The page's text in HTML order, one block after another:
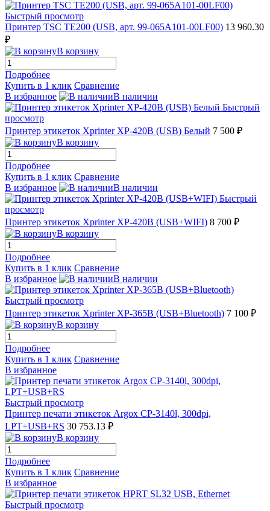
Быстрый просмотр
Принтер TSC TE200 (USB, арт. 99-065A101-00LF00) 13 960.30
₽
В корзину
Подробнее
Купить в 1 клик Сравнение
В избранное
В наличии
Быстрый
просмотр
Принтер этикеток Xprinter XP-420B (USB) Белый 7 500 ₽
В корзину
Подробнее
Купить в 1 клик Сравнение
В избранное
В наличии
Быстрый
просмотр
Принтер этикеток Xprinter XP-420B (USB+WIFI) 8 700 ₽
В корзину
Подробнее
Купить в 1 клик Сравнение
В избранное
В наличии
Быстрый просмотр
Принтер этикеток Xprinter XP-365B (USB+Bluetooth) 7 100 ₽
В корзину
Подробнее
Купить в 1 клик Сравнение
В избранное
Быстрый просмотр
Принтер печати этикеток Argox CP-3140l, 300dpi,
LPT+USB+RS 30 753.13 ₽
В корзину
Подробнее
Купить в 1 клик Сравнение
В избранное
Быстрый просмотр